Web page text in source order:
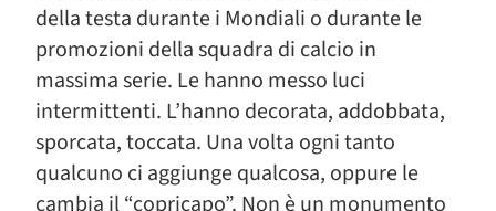
della testa durante i Mondiali o durante le
promozioni della squadra di calcio in
massima serie. Le hanno messo luci
intermittenti. L’hanno decorata, addobbata,
sporcata, toccata. Una volta ogni tanto
qualcuno ci aggiunge qualcosa, oppure le
cambia il “copricapo”. Non è un monumento